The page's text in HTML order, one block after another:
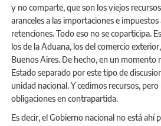
y no comparte, que son los viejos
aranceles a las importaciones e
retenciones. Todo eso no se coparticipa.
los de la Aduana, los del comercio
Buenos Aires. De hecho, en un momento
Estado separado por este tipo de
unidad nacional. Y cedimos recursos,
obligaciones en contrapartida.
Es decir, el Gobierno nacional no está ahí